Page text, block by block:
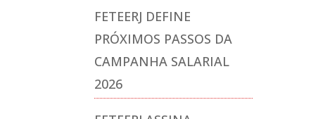
FETEERJ DEFINE
PRÓXIMOS PASSOS DA
CAMPANHA SALARIAL
2026